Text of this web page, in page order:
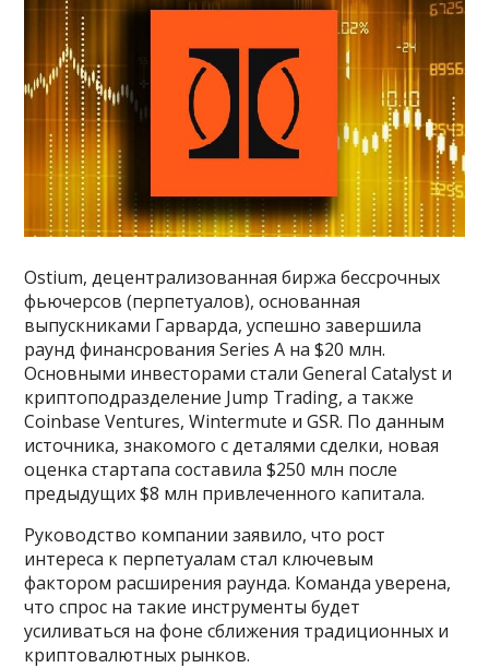
Ostium, децентрализованная биржа бессрочных
фьючерсов (перпетуалов), основанная
выпускниками Гарварда, успешно завершила
раунд финансрования Series A на $20 млн.
Основными инвесторами стали General Catalyst и
криптоподразделение Jump Trading, а также
Coinbase Ventures, Wintermute и GSR. По данным
источника, знакомого с деталями сделки, новая
оценка стартапа составила $250 млн после
предыдущих $8 млн привлеченного капитала.
Руководство компании заявило, что рост
интереса к перпетуалам стал ключевым
фактором расширения раунда. Команда уверена,
что спрос на такие инструменты будет
усиливаться на фоне сближения традиционных и
криптовалютных рынков.